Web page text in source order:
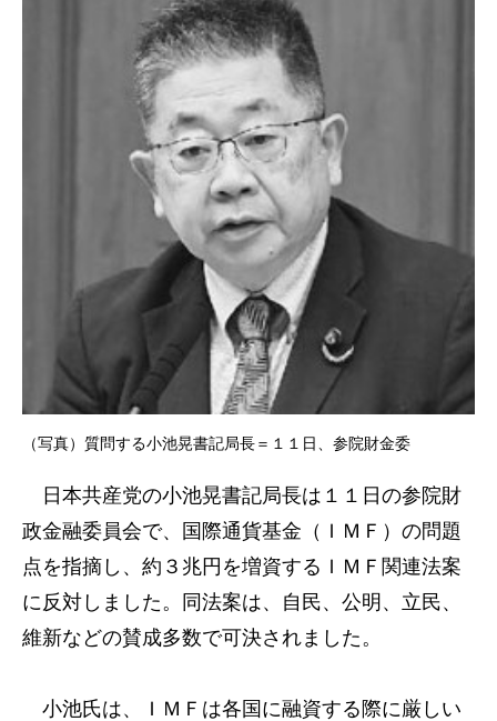
（写真）質問する小池晃書記局長＝１１日、参院財金委
日本共産党の小池晃書記局長は１１日の参院財
政金融委員会で、国際通貨基金（ＩＭＦ）の問題
点を指摘し、約３兆円を増資するＩＭＦ関連法案
に反対しました。同法案は、自民、公明、立民、
維新などの賛成多数で可決されました。
小池氏は、ＩＭＦは各国に融資する際に厳しい